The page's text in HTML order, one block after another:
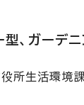
、ガーデ
所生活環境